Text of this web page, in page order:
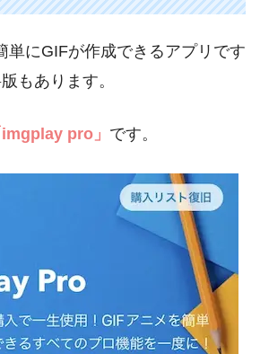
単にGIFが作成できるアプリです
もあります。
imgplay pro」 です。